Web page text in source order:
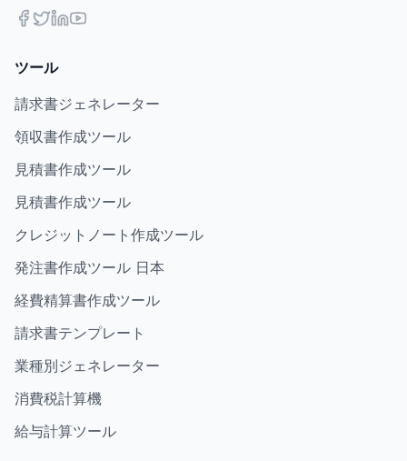
ツール
請求書ジェネレーター
領収書作成ツール
見積書作成ツール
見積書作成ツール
クレジットノート作成ツール
発注書作成ツール 日本
経費精算書作成ツール
請求書テンプレート
業種別ジェネレーター
消費税計算機
給与計算ツール